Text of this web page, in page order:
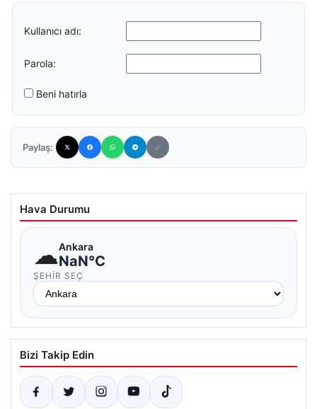
Kullanıcı adı:
Parola:
Beni hatırla
Paylaş:
Hava Durumu
☁Ankara
NaN°C
ŞEHIR SEÇ
Bizi Takip Edin